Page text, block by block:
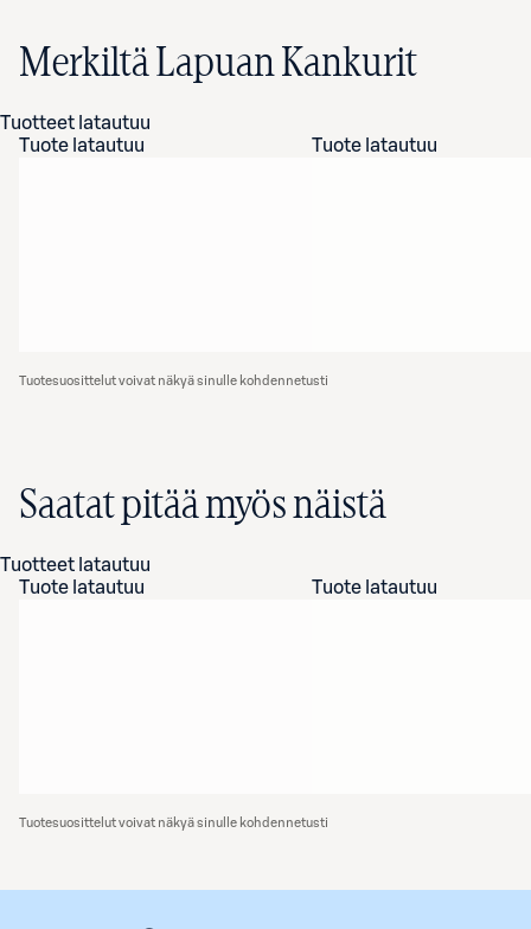
Merkiltä Lapuan Kankurit
Tuotteet latautuu
Tuote latautuu
Tuote latautuu
Tuotesuosittelut voivat näkyä sinulle kohdennetusti
Saatat pitää myös näistä
Tuotteet latautuu
Tuote latautuu
Tuote latautuu
Tuotesuosittelut voivat näkyä sinulle kohdennetusti